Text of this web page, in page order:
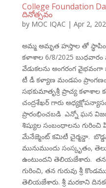
College Foundation
దినోత్సవం
by MOC IQAC | Apr 2,
అమ్మ అమృత హస్తాల తో
కళాశాల 6/8/2025
వేడుకలను అంగరంగ
టీ డీ కళ్యాణ మండపం
సభకుమాతృశ్రీ ప్రాచ్య కళాశాల
చంద్రశేఖర్ గారు
ప్రారంభించబడి ఎన్నో ఘన
శిష్యుల సంబంధాలను
మేనేజ్మెంట్ కమిటీ చైర్మన్డా.
మునుముందు సంస్కృతం,
ఉంటుందని తెలియజేశారు. తన
గురించి, తన గురువు శ్రీ
తెలియజేశారు. శ్రీ మరకాని